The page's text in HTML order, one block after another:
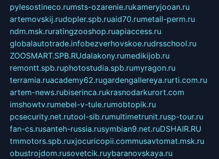
pylesostineco.rumsts-ozarenie.rukameryjooan.ru
artemovskij.rudopler.spb.ruaid70.rumetall-perm.ru
ndm.msk.ruratingzooshop.ruapiaccess.ru
globalautotrade.infobezverhovskoe.rudrsschool.ru
ZOOSMART.SPB.RUdalakony.rumedikijob.ru
remontt.spb.ruphotostudia.spb.rumyragon.ru
terramia.ruacademy62.rugardengallereya.rurti.com.ru
artem-news.rubiserinca.rukrasnodarkurort.com
imshowtv.rumebel-v-tule.rumobtopik.ru
pcsecurity.net.rutool-sib.rumultimetrunit.rusp-tour.ru
fan-cs.rusanteh-russia.rusymbian9.net.ruDSHAIR.RU
tmmotors.spb.ruxjocuricopii.commusavtomat.msk.ru
obustrojdom.rusovetcik.ruybaranovskaya.ru